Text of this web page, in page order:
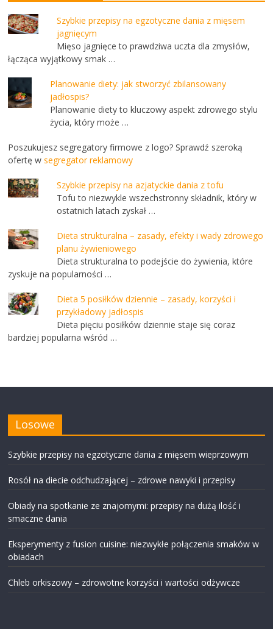
Szybkie przepisy na egzotyczne dania z mięsem
jagnięcym
Mięso jagnięce to prawdziwa uczta dla zmysłów,
łącząca wyjątkowy smak …
Planowanie diety: jak stworzyć zbilansowany
jadłospis?
Planowanie diety to kluczowy aspekt zdrowego stylu
życia, który może …
Poszukujesz segregatory firmowe z logo? Sprawdź szeroką
ofertę wsegregator reklamowy
Szybkie przepisy na azjatyckie dania z tofu
Tofu to niezwykle wszechstronny składnik, który w
ostatnich latach zyskał …
Dieta strukturalna – zasady, efekty i wady zdrowego
planu żywieniowego
Dieta strukturalna to podejście do żywienia, które
zyskuje na popularności …
Dieta 5 posiłków dziennie – zasady, korzyści i
przykładowy jadłospis
Dieta pięciu posiłków dziennie staje się coraz
bardziej popularna wśród …
Losowe
Szybkie przepisy na egzotyczne dania z mięsem wieprzowym
Rosół na diecie odchudzającej – zdrowe nawyki i przepisy
Obiady na spotkanie ze znajomymi: przepisy na dużą ilość i
smaczne dania
Eksperymenty z fusion cuisine: niezwykłe połączenia smaków w
obiadach
Chleb orkiszowy – zdrowotne korzyści i wartości odżywcze